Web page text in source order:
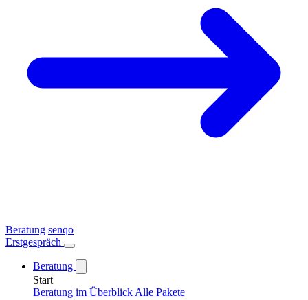
Beratung senqo
Erstgespräch
Beratung
Start
Beratung im Überblick Alle Pakete